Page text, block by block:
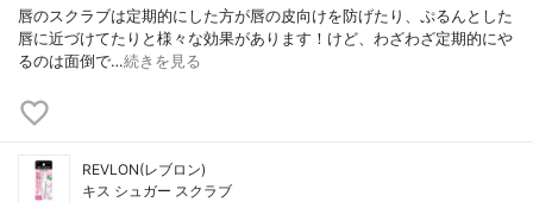
唇のスクラブは定期的にした方が唇の皮向けを防げたり、ぷるんとした
唇に近づけてたりと様々な効果があります！けど、わざわざ定期的にや
るのは面倒で…続きを見る
REVLON(レブロン)
キス シュガー スクラブ